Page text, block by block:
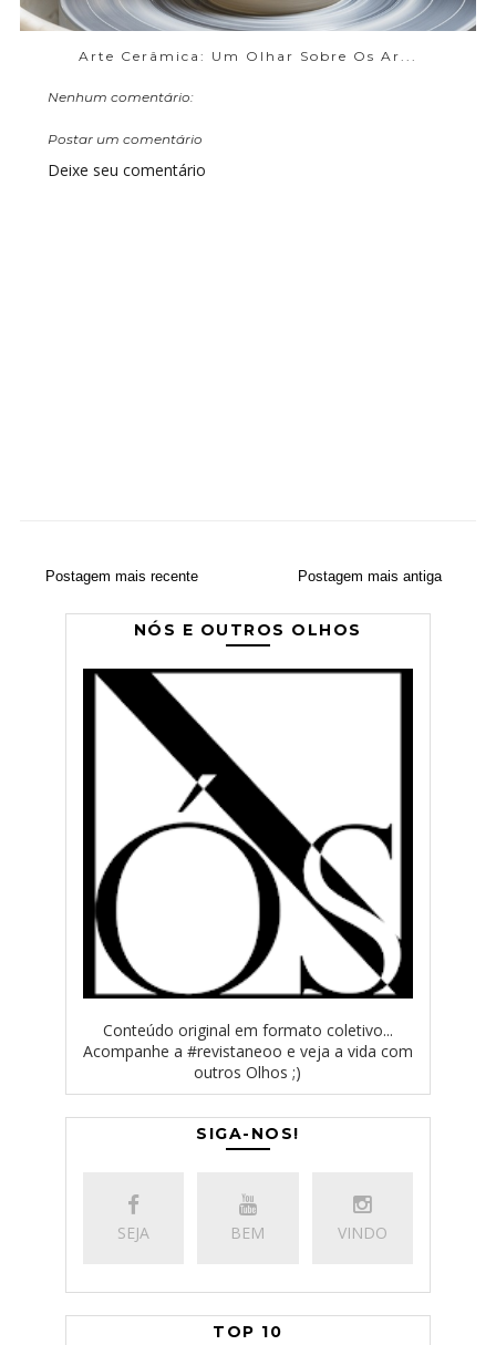
Arte Cerâmica: Um Olhar Sobre Os Ar...
Nenhum comentário:
Postar um comentário
Deixe seu comentário
Postagem mais recente Postagem mais antiga
NÓS E OUTROS OLHOS
Conteúdo original em formato coletivo...
Acompanhe a #revistaneoo e veja a vida com
outros Olhos ;)
SIGA-NOS!
SEJA BEM VINDO
TOP 10